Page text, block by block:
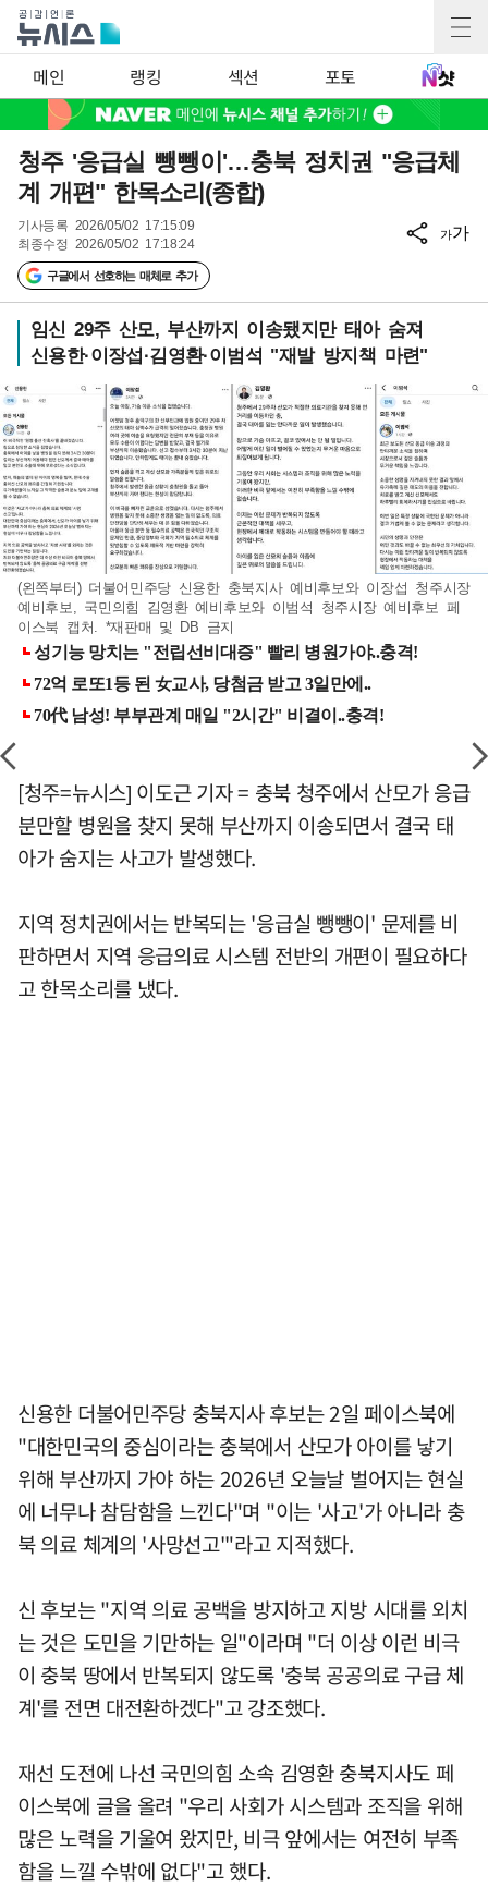
메인 랭킹 섹션 포토
청주 '응급실 뺑뺑이'…충북 정치권 "응급체
계 개편" 한목소리(종합)
기사등록 2026/05/02 17:15:09
최종수정 2026/05/02 17:18:24
구글에서 선호하는 매체로 추가
가가
임신 29주 산모, 부산까지 이송됐지만 태아 숨져
신용한·이장섭·김영환·이범석 "재발 방지책 마련"
(왼쪽부터) 더불어민주당 신용한 충북지사 예비후보와 이장섭 청주시장
예비후보, 국민의힘 김영환 예비후보와 이범석 청주시장 예비후보 페
이스북 캡처. *재판매 및 DB 금지
[청주=뉴시스] 이도근 기자 = 충북 청주에서 산모가 응급
분만할 병원을 찾지 못해 부산까지 이송되면서 결국 태
아가 숨지는 사고가 발생했다.
지역 정치권에서는 반복되는 '응급실 뺑뺑이' 문제를 비
판하면서 지역 응급의료 시스템 전반의 개편이 필요하다
고 한목소리를 냈다.
신용한 더불어민주당 충북지사 후보는 2일 페이스북에
"대한민국의 중심이라는 충북에서 산모가 아이를 낳기
위해 부산까지 가야 하는 2026년 오늘날 벌어지는 현실
에 너무나 참담함을 느낀다"며 "이는 '사고'가 아니라 충
북 의료 체계의 '사망선고'"라고 지적했다.
신 후보는 "지역 의료 공백을 방지하고 지방 시대를 외치
는 것은 도민을 기만하는 일"이라며 "더 이상 이런 비극
이 충북 땅에서 반복되지 않도록 '충북 공공의료 구급 체
계'를 전면 대전환하겠다"고 강조했다.
재선 도전에 나선 국민의힘 소속 김영환 충북지사도 페
이스북에 글을 올려 "우리 사회가 시스템과 조직을 위해
많은 노력을 기울여 왔지만, 비극 앞에서는 여전히 부족
함을 느낄 수밖에 없다"고 했다.